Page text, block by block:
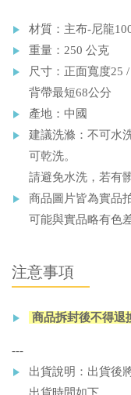
材質：主布-尼龍
重量：250 公克
尺寸：正面寬度25
背帶最短68公分
產地：中國
建議洗滌：不可水
可乾洗。
請避免水洗，若有
商品圖片皆為實品
可能與實品略有色
注意事項
商品拆封後不得退
---
出貨說明：出貨後